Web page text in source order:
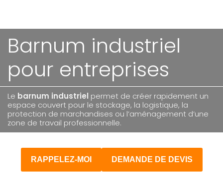
Barnum industriel
pour entreprises
Le barnum industriel permet de créer rapidement un
espace couvert pour le stockage, la logistique, la
protection de marchandises ou l’aménagement d’une
zone de travail professionnelle.
RAPPELEZ-MOI DEMANDE DE DEVIS